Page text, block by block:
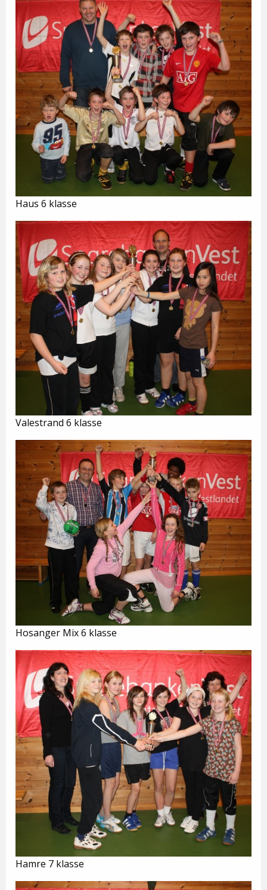
Haus 6 klasse
Valestrand 6 klasse
Hosanger Mix 6 klasse
Hamre 7 klasse